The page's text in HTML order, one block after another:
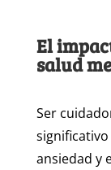
El
salud
Ser
ansiedad y